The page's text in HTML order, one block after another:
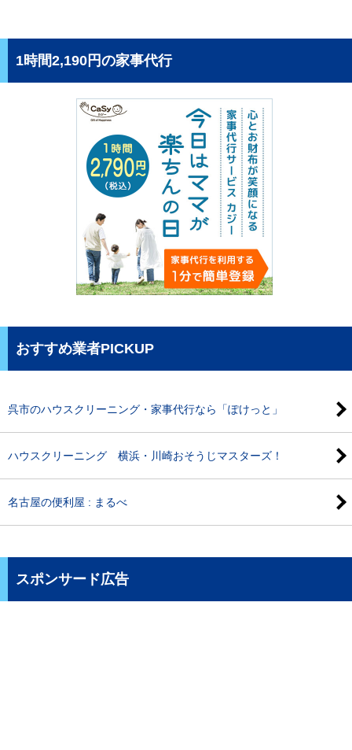
1時間2,190円の家事代行
おすすめ業者PICKUP
呉市のハウスクリーニング・家事代行なら「ぽけっと」
ハウスクリーニング 横浜・川崎おそうじマスターズ！
名古屋の便利屋 : まるべ
スポンサード広告